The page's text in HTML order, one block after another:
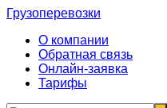
Перейти
содержимому
Грузоперевозки
О компании
Обратная связь
Онлайн-заявка
Тарифы